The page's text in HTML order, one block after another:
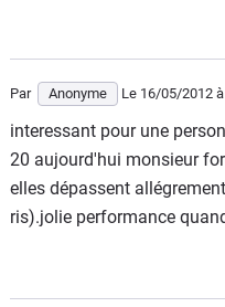
Par Anonyme Le 16/05/2012
interessant pour une
20 aujourd'hui monsieur
elles dépassent
ris).jolie performance